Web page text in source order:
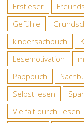
Erstleser
Gefühle
kindersachbuch
Lesemotivation
Pappbuch
Selbst lesen
Vielfalt durch Lesen